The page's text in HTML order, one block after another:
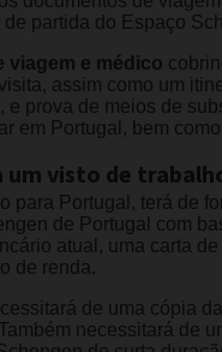
partida do Espaço
viagem e médico
assim como um
prova de meios de
em Portugal, bem
um visto de
para Portugal, terá de
de Portugal com
atual, uma carta
de renda.
de uma cópia
necessitará de